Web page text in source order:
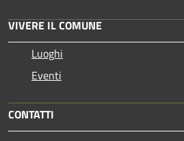
VIVERE IL COMUNE
Luoghi
Eventi
CONTATTI